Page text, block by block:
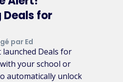
for
par Ed
Deals for
your school or
automatically unlock